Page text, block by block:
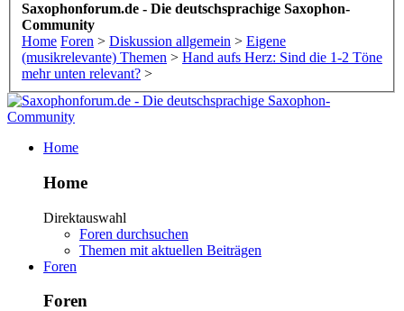
Saxophonforum.de - Die deutschsprachige Saxophon-
Community
Home Foren > Diskussion allgemein > Eigene
(musikrelevante) Themen > Hand aufs Herz: Sind die 1-2 Töne
mehr unten relevant? >
Home
Home
Direktauswahl
Foren durchsuchen
Themen mit aktuellen Beiträgen
Foren
Foren